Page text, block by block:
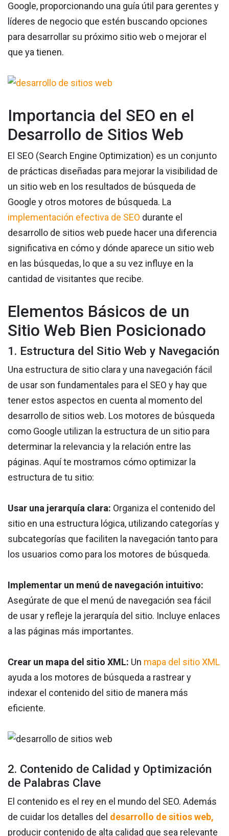
Google, proporcionando una guía útil para gerentes y
líderes de negocio que estén buscando opciones
para desarrollar su próximo sitio web o mejorar el
que ya tienen.
Importancia del SEO en el
Desarrollo de Sitios Web
El SEO (Search Engine Optimization) es un conjunto
de prácticas diseñadas para mejorar la visibilidad de
un sitio web en los resultados de búsqueda de
Google y otros motores de búsqueda. La
implementación efectiva de SEO durante el
desarrollo de sitios web puede hacer una diferencia
significativa en cómo y dónde aparece un sitio web
en las búsquedas, lo que a su vez influye en la
cantidad de visitantes que recibe.
Elementos Básicos de un
Sitio Web Bien Posicionado
1. Estructura del Sitio Web y Navegación
Una estructura de sitio clara y una navegación fácil
de usar son fundamentales para el SEO y hay que
tener estos aspectos en cuenta al momento del
desarrollo de sitios web. Los motores de búsqueda
como Google utilizan la estructura de un sitio para
determinar la relevancia y la relación entre las
páginas. Aquí te mostramos cómo optimizar la
estructura de tu sitio:
Usar una jerarquía clara: Organiza el contenido del
sitio en una estructura lógica, utilizando categorías y
subcategorías que faciliten la navegación tanto para
los usuarios como para los motores de búsqueda.
Implementar un menú de navegación intuitivo:
Asegúrate de que el menú de navegación sea fácil
de usar y refleje la jerarquía del sitio. Incluye enlaces
a las páginas más importantes.
Crear un mapa del sitio XML: Un mapa del sitio XML
ayuda a los motores de búsqueda a rastrear y
indexar el contenido del sitio de manera más
eficiente.
2. Contenido de Calidad y Optimización
de Palabras Clave
El contenido es el rey en el mundo del SEO. Además
de cuidar los detalles del desarrollo de sitios web,
producir contenido de alta calidad que sea relevante